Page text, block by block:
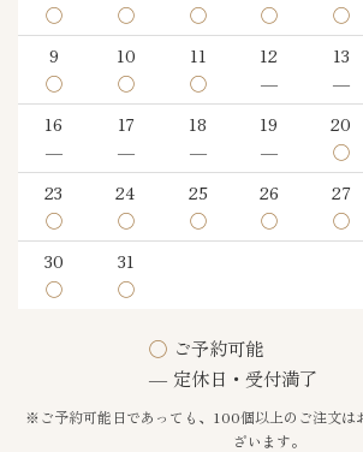
◯
◯
◯
◯
◯
9
◯
10
◯
11
◯
12
―
13
―
16
―
17
―
18
―
19
―
20
◯
23
◯
24
◯
25
◯
26
◯
27
◯
30
◯
31
◯
◯ ご予約可能
― 定休日・受付満了
※ご予約可能日であっても、100個以上のご注文は
ざいます。